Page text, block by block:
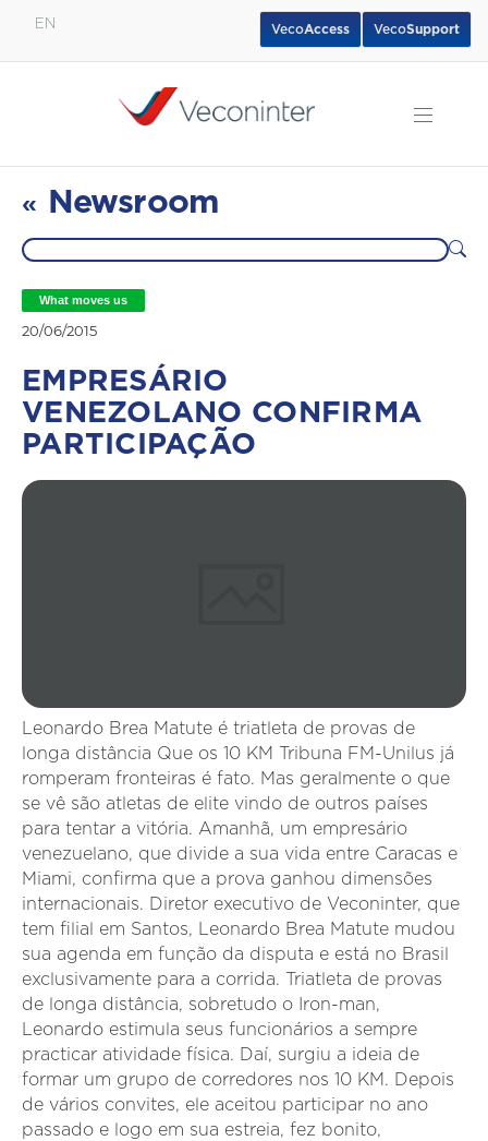
EN VecoSupport
VecoAccess
« Newsroom
What moves us
20/06/2015
EMPRESÁRIO
VENEZOLANO CONFIRMA
PARTICIPAÇÃO
Leonardo Brea Matute é triatleta de provas de
longa distância Que os 10 KM Tribuna FM-Unilus já
romperam fronteiras é fato. Mas geralmente o que
se vê são atletas de elite vindo de outros países
para tentar a vitória. Amanhã, um empresário
venezuelano, que divide a sua vida entre Caracas e
Miami, confirma que a prova ganhou dimensões
internacionais. Diretor executivo de Veconinter, que
tem filial em Santos, Leonardo Brea Matute mudou
sua agenda em função da disputa e está no Brasil
exclusivamente para a corrida. Triatleta de provas
de longa distância, sobretudo o Iron-man,
Leonardo estimula seus funcionários a sempre
practicar atividade física. Daí, surgiu a ideia de
formar um grupo de corredores nos 10 KM. Depois
de vários convites, ele aceitou participar no ano
passado e logo em sua estreia, fez bonito,